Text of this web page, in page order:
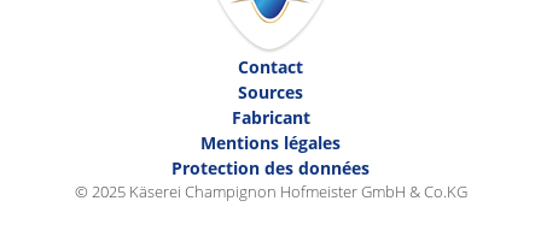
Contact
Sources
Fabricant
Mentions légales
Protection des données
© 2025 Käserei Champignon Hofmeister GmbH & Co.KG